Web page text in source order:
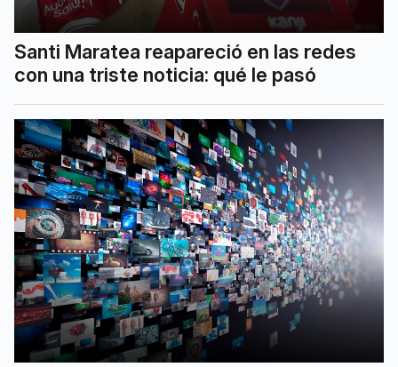
Santi Maratea reapareció en las redes
con una triste noticia: qué le pasó